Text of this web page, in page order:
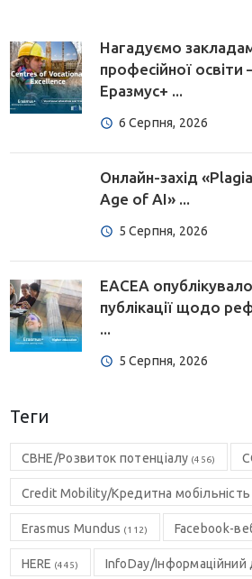
Нагадуємо
професійної освіти
Еразмус+ ...
6 Серпня, 2026
Онлайн-захід
Age of AI» ...
5 Серпня, 2026
EACEA
публікації щодо
...
5 Серпня, 2026
Теги
CBHE/Розвиток потенціалу (456)
Credit Mobility/Кредитна мобільність
Erasmus Mundus (112) Facebook-
HERE (445) InfoDay/Інформаційний